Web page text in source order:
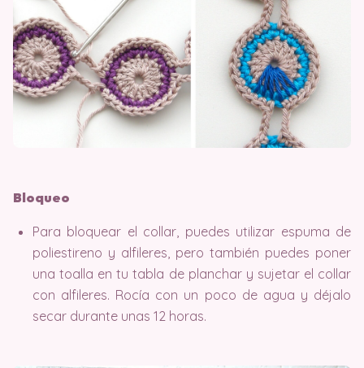
Bloqueo
Para bloquear el collar, puedes utilizar espuma de
poliestireno y alfileres, pero también puedes poner
una toalla en tu tabla de planchar y sujetar el collar
con alfileres. Rocía con un poco de agua y déjalo
secar durante unas 12 horas.